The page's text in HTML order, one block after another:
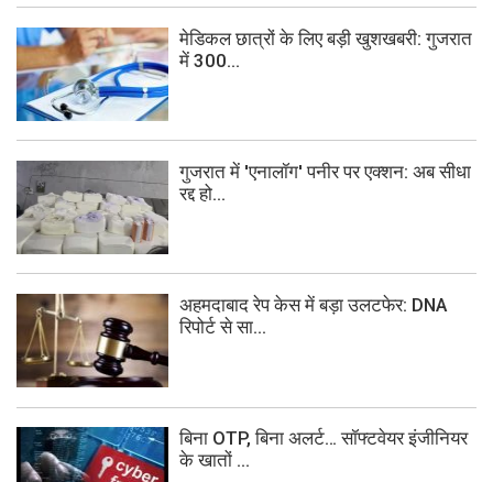
मेडिकल छात्रों के लिए बड़ी खुशखबरी: गुजरात
में 300...
गुजरात में 'एनालॉग' पनीर पर एक्शन: अब सीधा
रद्द हो...
अहमदाबाद रेप केस में बड़ा उलटफेर: DNA
रिपोर्ट से सा...
बिना OTP, बिना अलर्ट… सॉफ्टवेयर इंजीनियर
के खातों ...